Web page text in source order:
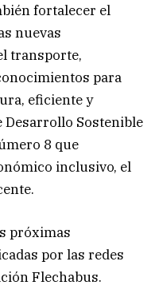
fortalecer el
nuevas
transporte,
para
eficiente y
Desarrollo Sostenible
8 que
inclusivo, el
próximas
por las redes
Flechabus.